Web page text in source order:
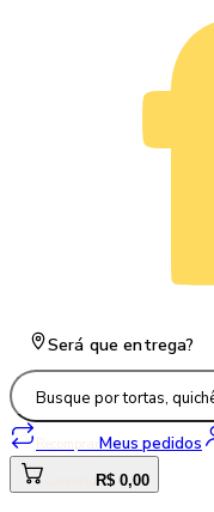
Será que entrega?
Busque por tortas,
Recomprar Meus pedidos
R$ 0,00